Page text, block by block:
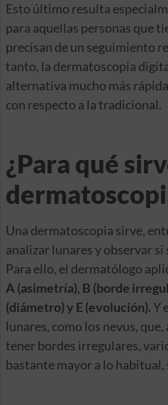
Esto último resulta
para aquellas personas que
precisan de un seguimiento
tanto, la dermatoscopia
alternativa mucho más
con respecto a la tradicional.
¿Para qué
Una dermatoscopia sirve,
analizar lunares y observar
Para ello, el dermatólogo
A (asimetría), B (borde
(diámetro) y E (evolución).Y
lunares, como los nevus,
tener bordes irregulares,
bastante mayor a lo habitual,